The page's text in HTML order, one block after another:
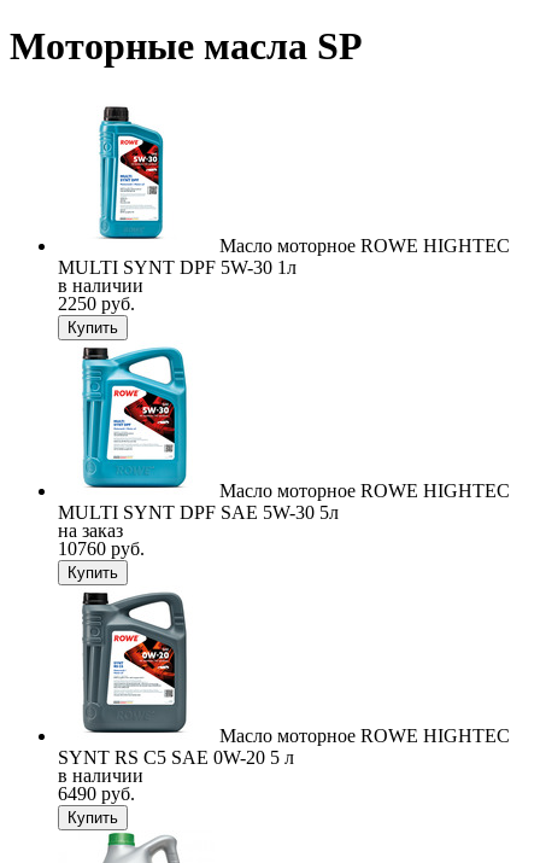
Моторные масла SP
Масло моторное ROWE HIGHTEC
MULTI SYNT DPF 5W-30 1л
в наличии
2250 руб.
Купить
Масло моторное ROWE HIGHTEC
MULTI SYNT DPF SAE 5W-30 5л
на заказ
10760 руб.
Купить
Масло моторное ROWE HIGHTEC
SYNT RS C5 SAE 0W-20 5 л
в наличии
6490 руб.
Купить